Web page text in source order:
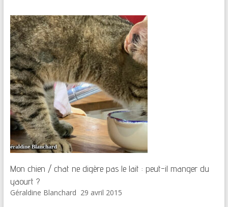
Mon chien / chat ne digère pas le lait : peut-il manger du
yaourt ?
Géraldine Blanchard 29 avril 2015